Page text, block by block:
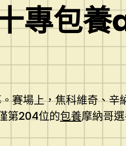
專包
賽場上，焦科維奇、辛
第204位的包養摩納哥